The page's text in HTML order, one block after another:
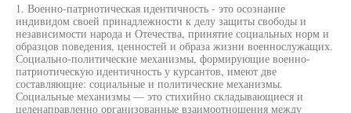
1. Военно-патриотическая идентичность - это осознание
индивидом своей принадлежности к делу защиты свободы и
независимости народа и Отечества, принятие социальных норм и
образцов поведения, ценностей и образа жизни военнослужащих.
Социально-политические механизмы, формирующие военно-
патриотическую идентичность у курсантов, имеют две
составляющие: социальные и политические механизмы.
Социальные механизмы — это стихийно складывающиеся и
целенаправленно организованные взаимоотношения между